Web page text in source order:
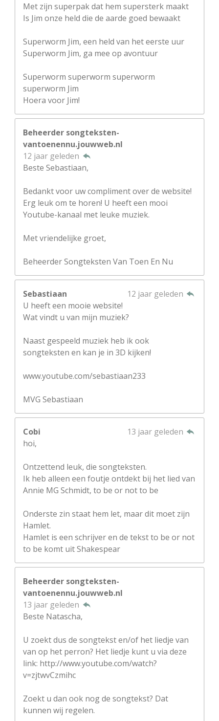
Met zijn superpak dat hem supersterk maakt
Is Jim onze held die de aarde goed bewaakt
Superworm Jim, een held van het eerste uur
Superworm Jim, ga mee op avontuur
Superworm superworm superworm
superworm Jim
Hoera voor Jim!
Beheerder songteksten-
vantoenennu.jouwweb.nl
12 jaar geleden
Beste Sebastiaan,
Bedankt voor uw compliment over de website!
Erg leuk om te horen! U heeft een mooi
Youtube-kanaal met leuke muziek.
Met vriendelijke groet,
Beheerder Songteksten Van Toen En Nu
Sebastiaan
12 jaar geleden
U heeft een mooie website!
Wat vindt u van mijn muziek?
Naast gespeeld muziek heb ik ook
songteksten en kan je in 3D kijken!
www.youtube.com/sebastiaan233
MVG Sebastiaan
Cobi
13 jaar geleden
hoi,
Ontzettend leuk, die songteksten.
Ik heb alleen een foutje ontdekt bij het lied van
Annie MG Schmidt, to be or not to be
Onderste zin staat hem let, maar dit moet zijn
Hamlet.
Hamlet is een schrijver en de tekst to be or not
to be komt uit Shakespear
Beheerder songteksten-
vantoenennu.jouwweb.nl
13 jaar geleden
Beste Natascha,
U zoekt dus de songtekst en/of het liedje van
van op het perron? Het liedje kunt u via deze
link: http://www.youtube.com/watch?
v=zjtwvCzmihc
Zoekt u dan ook nog de songtekst? Dat
kunnen wij regelen.